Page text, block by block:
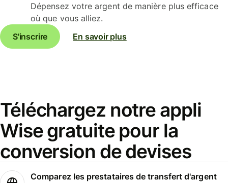
Dépensez votre argent de manière plus efficace
où que vous alliez.
S'inscrire
En savoir plus
Téléchargez notre appli
Wise gratuite pour la
conversion de devises
Comparez les prestataires de transfert d'argent